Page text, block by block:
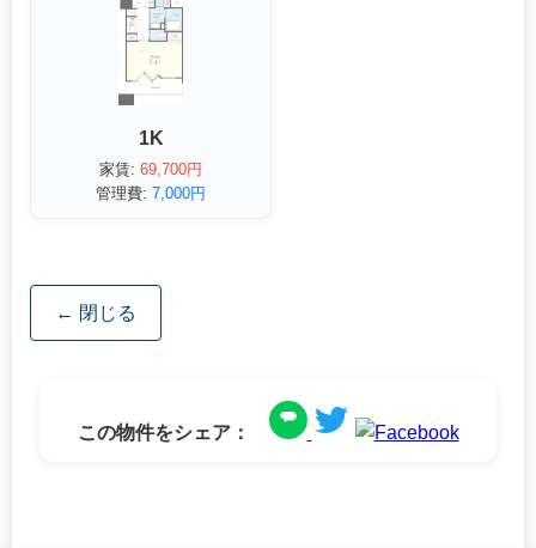
1K
家賃: 69,700円
管理費: 7,000円
← 閉じる
この物件をシェア：